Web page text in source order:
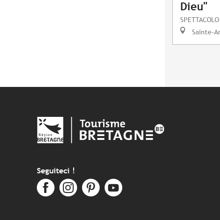
Dieu"
SPETTACOLO
Sainte-
Seguiteci !